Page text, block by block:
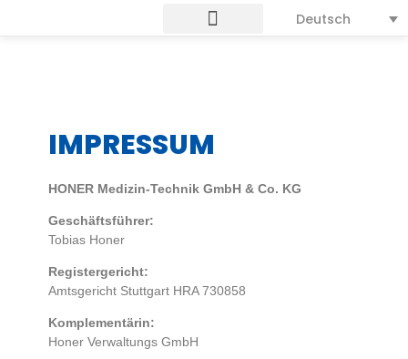
Deutsch
IMPRESSUM
HONER Medizin-Technik GmbH & Co. KG
Geschäftsführer:
Tobias Honer
Registergericht:
Amtsgericht Stuttgart HRA 730858
Komplementärin:
Honer Verwaltungs GmbH